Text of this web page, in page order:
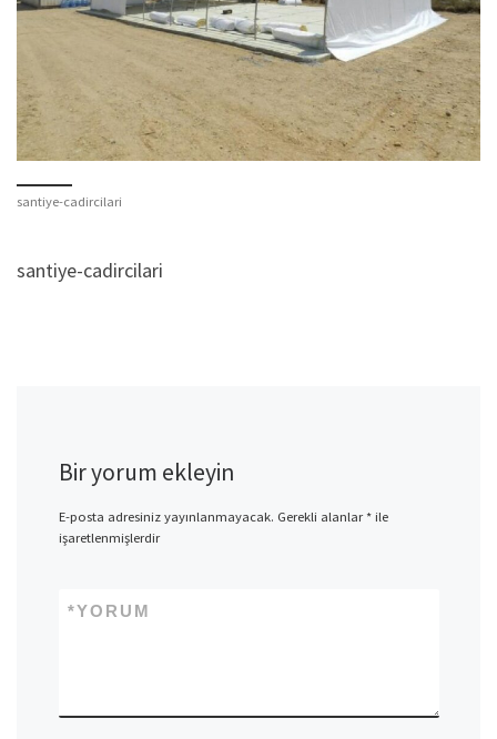
santiye-cadircilari
santiye-cadircilari
Bir yorum ekleyin
E-posta adresiniz yayınlanmayacak. Gerekli alanlar*ile
işaretlenmişlerdir
YORUM
*